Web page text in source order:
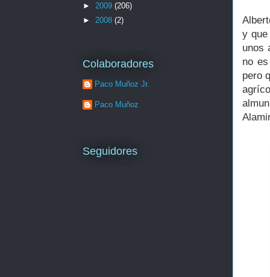
y
unos
no
pero
► 2009 (206)
► 2008 (2)
Colaboradores
Paco Muñoz Jr.
Paco Muñoz
Seguidores